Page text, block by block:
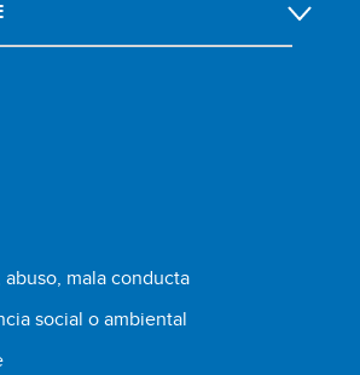
mala conducta
social o ambiental